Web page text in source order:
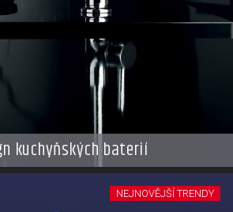
kuchyňských baterií
NEJNOVĚJŠÍ TRENDY